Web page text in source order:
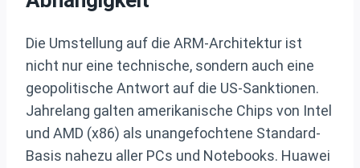
Die Umstellung auf die ARM-Architektur ist
nicht nur eine technische, sondern auch eine
geopolitische Antwort auf die US-Sanktionen.
Jahrelang galten amerikanische Chips von Intel
und AMD (x86) als unangefochtene Standard-
Basis nahezu aller PCs und Notebooks. Huawei